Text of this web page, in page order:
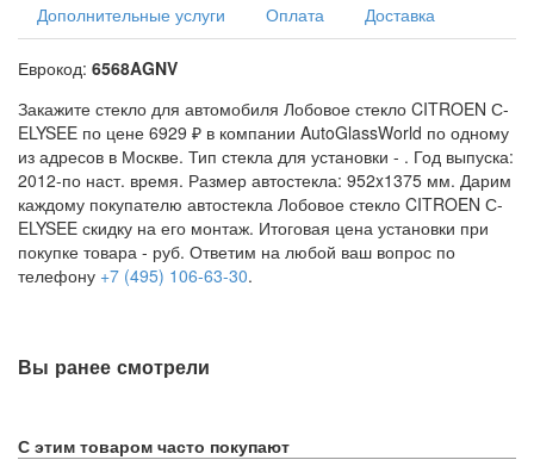
Дополнительные услуги Оплата Доставка
Еврокод: 6568AGNV
Закажите стекло для автомобиля Лобовое стекло CITROEN С-
ELYSEE по цене 6929 ₽ в компании AutoGlassWorld по одному
из адресов в Москве. Тип стекла для установки - . Год выпуска:
2012-по наст. время. Размер автостекла: 952x1375 мм. Дарим
каждому покупателю автостекла Лобовое стекло CITROEN С-
ELYSEE скидку на его монтаж. Итоговая цена установки при
покупке товара - руб. Ответим на любой ваш вопрос по
телефону +7 (495) 106-63-30.
Вы ранее смотрели
С этим товаром часто покупают